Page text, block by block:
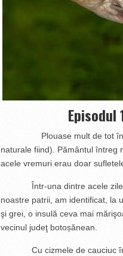
Episodul
Plouase mult de tot în
naturale fiind). Pământul întreg
acele vremuri erau doar
Într-una dintre acele zile în
noastre patrii, am identificat, la
şi grei, o insulă ceva mai
vecinul judeţ botoșănean.
Cu cizmele de cauciuc în